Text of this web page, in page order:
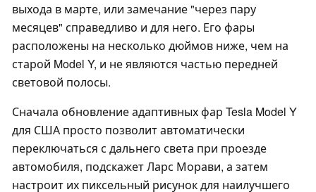
выхода в марте, или замечание "через пару
месяцев" справедливо и для него. Его фары
расположены на несколько дюймов ниже, чем на
старой Model Y, и не являются частью передней
световой полосы.
Сначала обновление адаптивных фар Tesla Model Y
для США просто позволит автоматически
переключаться с дальнего света при проезде
автомобиля, подскажет Ларс Морави, а затем
настроит их пиксельный рисунок для наилучшего